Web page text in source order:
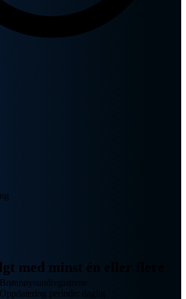
med minst én eller flere
Brønnøysundregistrene
Oppdatering periode: daglig